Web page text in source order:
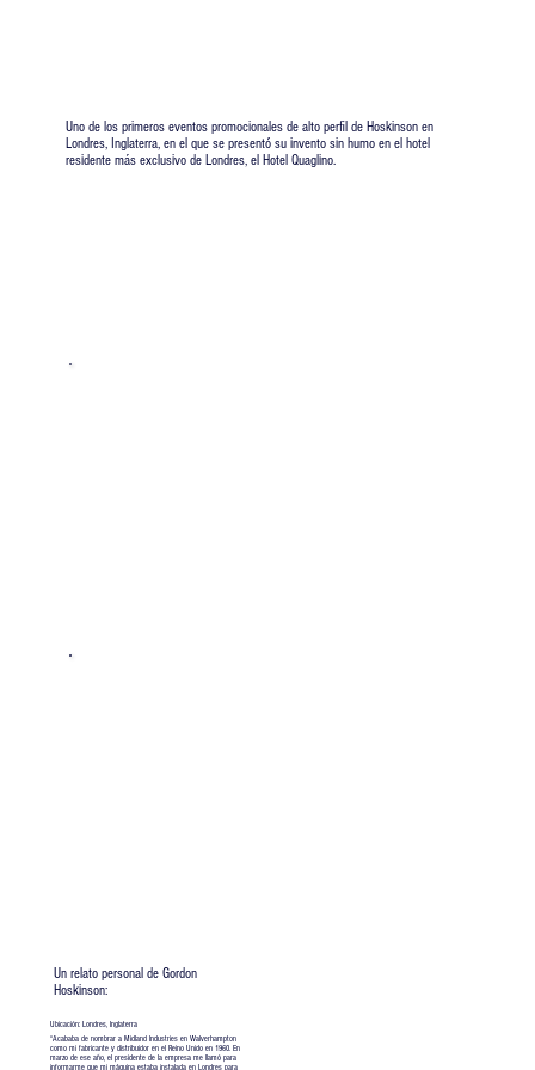
“Acababa de nombrar a Midland Industries en Walverhampton
como mi fabricante y distribuidor en el Reino Unido en 1960. En
marzo de ese año, el presidente de la empresa me llamó para
informarme que mi máquina estaba instalada en Londres para
Un relato personal de Gordon
Hoskinson:
Ubicación: Londres, Inglaterra​
Uno de los primeros eventos promocionales de alto perfil de Hoskinson en
Londres, Inglaterra, en el que se presentó su invento sin humo en el hotel
residente más exclusivo de Londres, el Hotel Quaglino.